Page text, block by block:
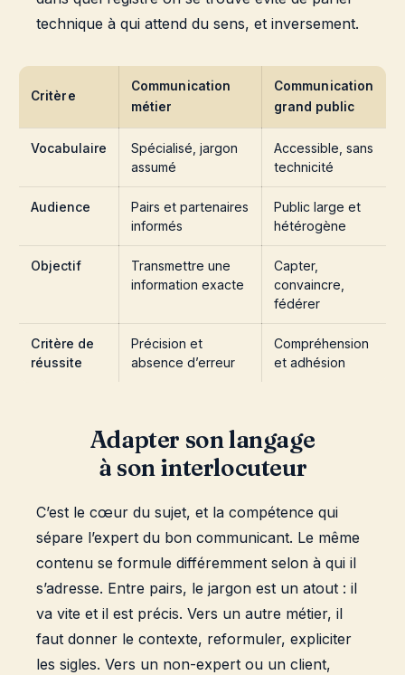
technique à qui attend du sens, et inversement.
Critère
Communication
métier
Communication
grand public
Vocabulaire
Spécialisé, jargon
assumé
Accessible, sans
technicité
Audience
Pairs et partenaires
informés
Public large et
hétérogène
Objectif
Transmettre une
information exacte
Capter,
convaincre,
fédérer
Critère de
réussite
Précision et
absence d’erreur
Compréhension
et adhésion
Adapter son langage
à son interlocuteur
C’est le cœur du sujet, et la compétence qui
sépare l’expert du bon communicant. Le même
contenu se formule différemment selon à qui il
s’adresse. Entre pairs, le jargon est un atout : il
va vite et il est précis. Vers un autre métier, il
faut donner le contexte, reformuler, expliciter
les sigles. Vers un non-expert ou un client,